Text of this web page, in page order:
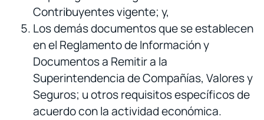
Contribuyentes vigente; y,
Los demás documentos que se establecen
en el Reglamento de Información y
Documentos a Remitir a la
Superintendencia de Compañías, Valores y
Seguros; u otros requisitos específicos de
acuerdo con la actividad económica.